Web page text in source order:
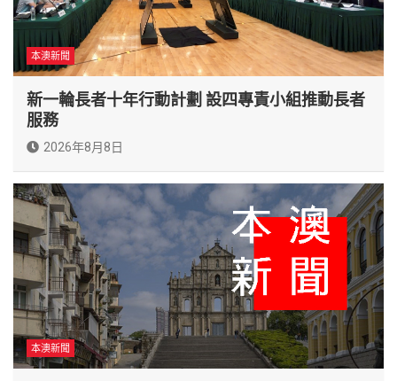
本澳新聞
新一輪長者十年行動計劃 設四專責小組推動長者
服務
2026年8月8日
本澳新聞